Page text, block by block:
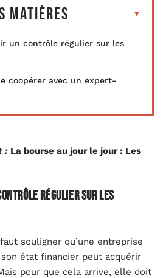
matières
un contrôle régulier sur les
coopérer avec un expert-
: La bourse au jour le jour : Les
contrôle régulier sur les
souligner qu’une entreprise
état financier peut acquérir
pour que cela arrive, elle doit